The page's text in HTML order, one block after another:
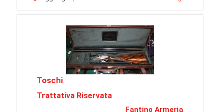
Toschi
Trattativa Riservata
Fantino Armeria